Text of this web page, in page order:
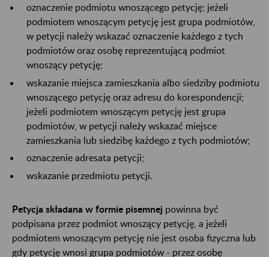
oznaczenie podmiotu wnoszącego petycję; jeżeli
podmiotem wnoszącym petycję jest grupa podmiotów,
w petycji należy wskazać oznaczenie każdego z tych
podmiotów oraz osobę reprezentującą podmiot
wnoszący petycję;
wskazanie miejsca zamieszkania albo siedziby podmiotu
wnoszącego petycję oraz adresu do korespondencji;
jeżeli podmiotem wnoszącym petycję jest grupa
podmiotów, w petycji należy wskazać miejsce
zamieszkania lub siedzibę każdego z tych podmiotów;
oznaczenie adresata petycji;
wskazanie przedmiotu petycji.
Petycja składana w formie pisemnej powinna być
podpisana przez podmiot wnoszący petycję, a jeżeli
podmiotem wnoszącym petycję nie jest osoba fizyczna lub
gdy petycję wnosi grupa podmiotów - przez osobę